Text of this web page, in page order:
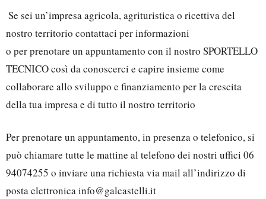
nostro territorio contattaci per informazioni
o per prenotare un appuntamento con il nostro SPORTELLO
TECNICO così da conoscerci e capire insieme come
collaborare allo sviluppo e finanziamento per la crescita
della tua impresa e di tutto il nostro territorio
Per prenotare un appuntamento, in presenza o telefonico, si
può chiamare tutte le mattine al telefono dei nostri uffici 06
94074255 o inviare una richiesta via mail all’indirizzo di
posta elettronica info@galcastelli.it